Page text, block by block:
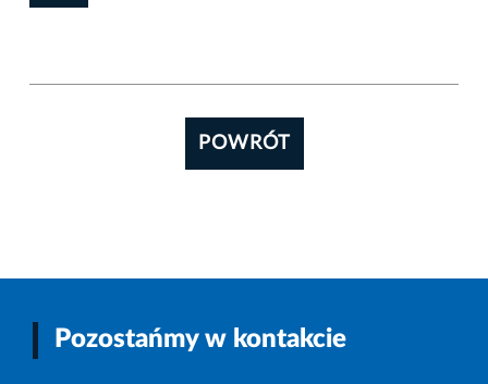
POWRÓT
Pozostańmy w kontakcie